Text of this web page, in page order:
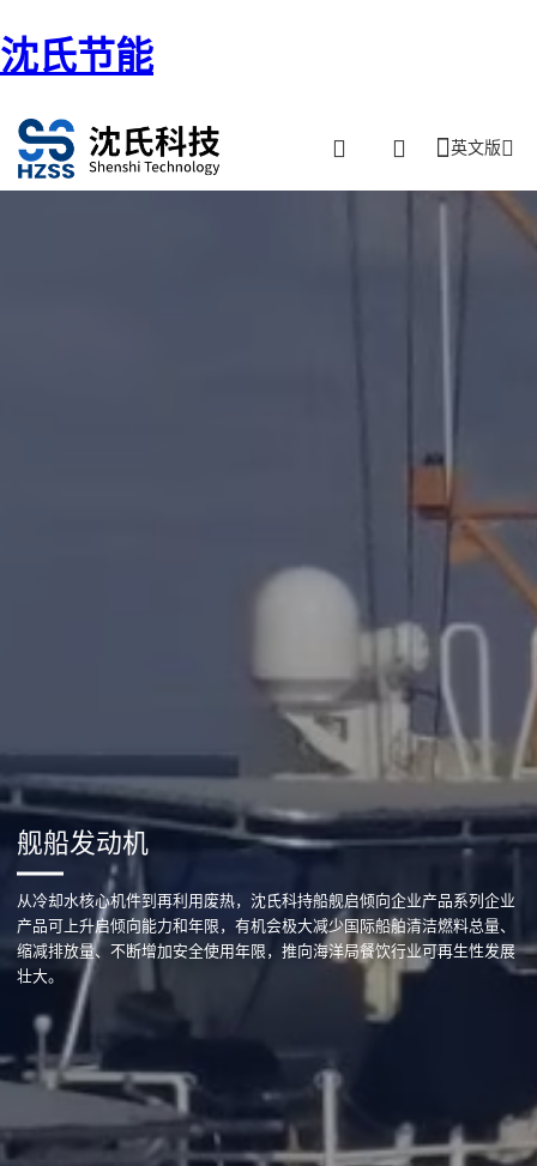
沈氏节能
英文版
舰船发动机
从冷却水核心机件到再利用废热，沈氏科持船舰启倾向企业产品系列企业
产品可上升启倾向能力和年限，有机会极大减少国际船舶清洁燃料总量、
缩减排放量、不断增加安全使用年限，推向海洋局餐饮行业可再生性发展
壮大。